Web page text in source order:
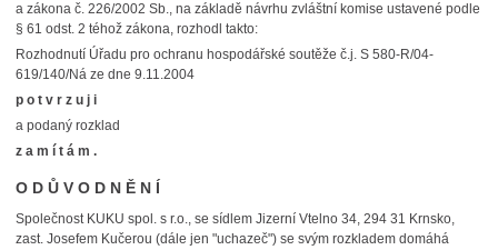
a zákona č. 226/2002 Sb., na základě návrhu zvláštní komise ustavené podle
§ 61 odst. 2 téhož zákona, rozhodl takto:
Rozhodnutí Úřadu pro ochranu hospodářské soutěže č.j. S 580-R/04-
619/140/Ná ze dne 9.11.2004
p o t v r z u j i
a podaný rozklad
z a m í t á m .
O D Ů V O D N Ě N Í
Společnost KUKU spol. s r.o., se sídlem Jizerní Vtelno 34, 294 31 Krnsko,
zast. Josefem Kučerou (dále jen "uchazeč") se svým rozkladem domáhá